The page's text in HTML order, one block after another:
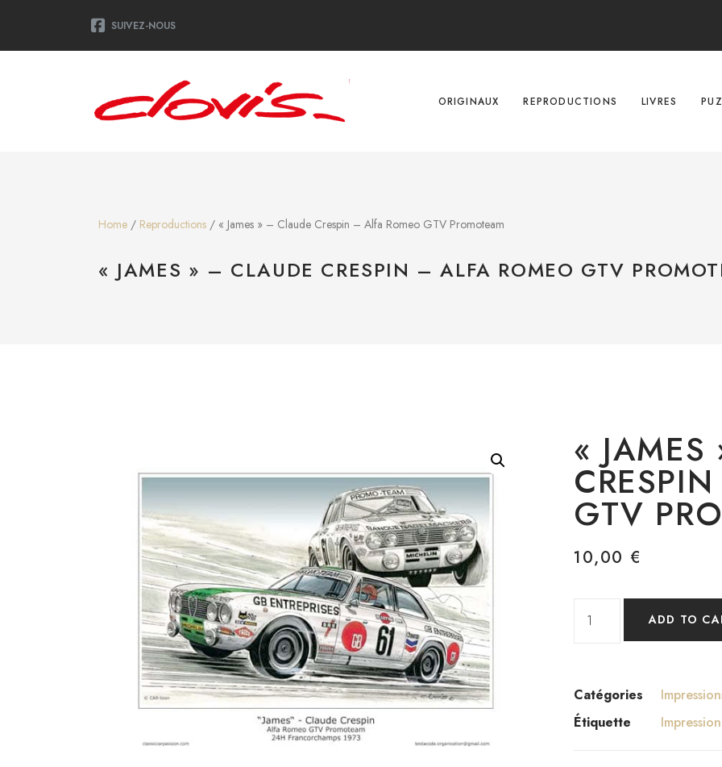
SUIVEZ-NOUS
ORIGINAUX REPRODUCTIONS LIVRES
Home / Reproductions / « James » – Claude Crespin – Alfa Romeo GTV Promoteam
« JAMES » – CLAUDE CRESPIN – ALFA ROMEO GTV
«
GTV
10,00 €
ADD TO
Catégories
Étiquette